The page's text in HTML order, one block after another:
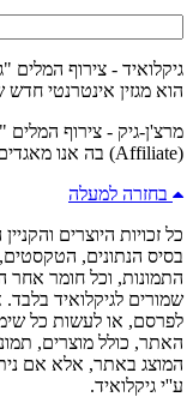
גיקלואיד - צירוף המלים
הוא מגזין אינטרנטי
מרצ'ן-גיק - צירוף המלים
(Affiliate) בה אנו מאגדים מוצרים מגניבים מרחבי הרשת.
בחזרה למעלה
כל זכויות היוצרים
בסיס הנתונים,
התמונות, וכל חומר
שמורים לגיקלואיד
לפרסם, או לעשות כל
האתר, כולל מוצרים,
המוצג באתר, אלא אם
ע''י גיקלואיד.